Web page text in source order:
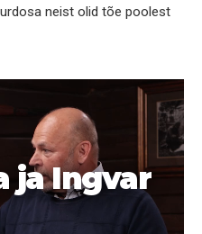
neist olid tõe poolest
ja Ingvar